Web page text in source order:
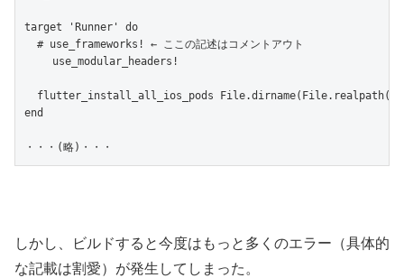
target 'Runner' do
  # use_frameworks! ← ここの記述はコメントアウト
use_modular_headers!
flutter_install_all_ios_pods
end
しかし、ビルドすると今度はもっと多くのエラー（具体的
な記載は割愛）が発生してしまった。